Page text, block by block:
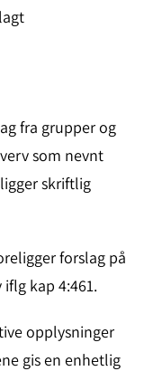
fra grupper og
som nevnt
skriftlig
forslag på
kap 4:461.
opplysninger
gis en enhetlig